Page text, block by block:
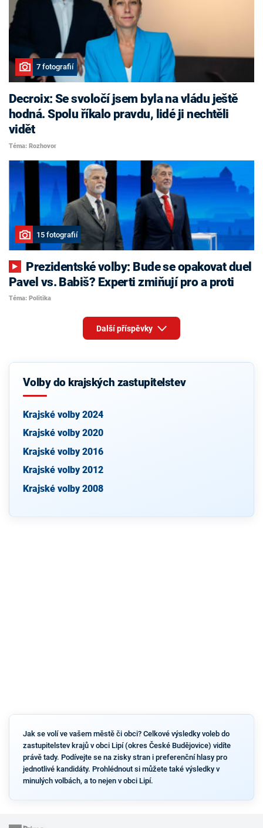
7 fotografií
Decroix: Se svoločí jsem byla na vládu ještě
hodná. Spolu říkalo pravdu, lidé ji nechtěli
vidět
Téma: Rozhovor
15 fotografií
Pavel vs. Babiš? Experti zmiňují pro a proti
Téma: Politika
Další příspěvky
Volby do krajských zastupitelstev
Krajské volby 2024
Krajské volby 2020
Krajské volby 2016
Krajské volby 2012
Krajské volby 2008
Jak se volí ve vašem městě či obci? Celkové výsledky voleb do
zastupitelstev krajů v obci Lipí (okres České Budějovice) vidíte
právě tady. Podívejte se na zisky stran i preferenční hlasy pro
jednotlivé kandidáty. Prohlédnout si můžete také výsledky v
minulých volbách, a to nejen v obci Lipí.